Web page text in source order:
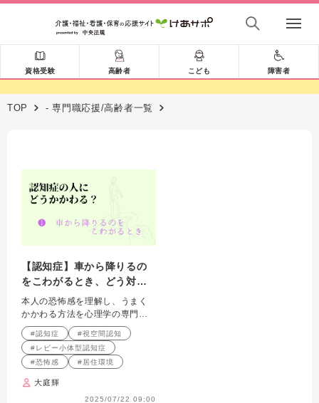
資格受験 高齢者 こども 障害者
TOP - 専門職応援/高齢者一覧
【認知症】車から降りるの
をこわがるとき、どう対応
する？
本人の恐怖感を理解し、うまく
かかわる方法を心理学の専門家
が解説
#認知症
#視空間認知
#レビー小体型認知症
#恐怖感
#居住環境
大庭輝
2025/07/22 09:00